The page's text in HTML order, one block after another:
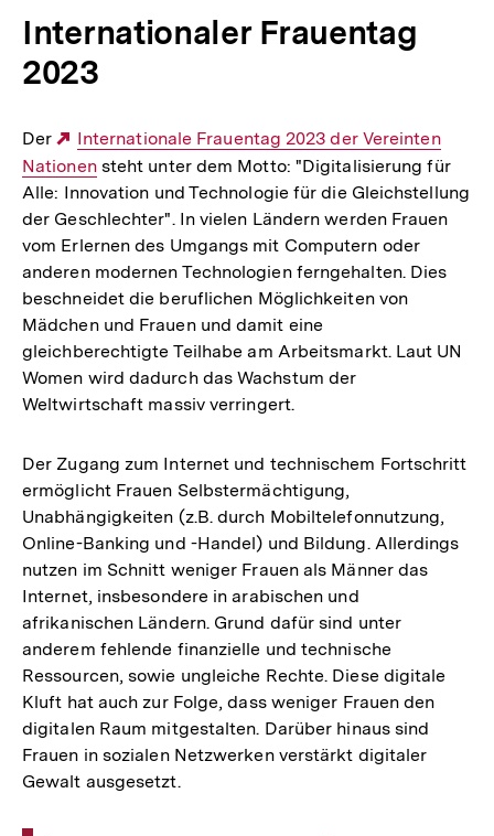
Internationaler Frauentag
2023
Der
Externer
Link:
Internationale Frauentag 2023 der Vereinten
Nationensteht unter dem Motto: "Digitalisierung für
Alle: Innovation und Technologie für die Gleichstellung
der Geschlechter". In vielen Ländern werden Frauen
vom Erlernen des Umgangs mit Computern oder
anderen modernen Technologien ferngehalten. Dies
beschneidet die beruflichen Möglichkeiten von
Mädchen und Frauen und damit eine
gleichberechtigte Teilhabe am Arbeitsmarkt. Laut UN
Women wird dadurch das Wachstum der
Weltwirtschaft massiv verringert.
Der Zugang zum Internet und technischem Fortschritt
ermöglicht Frauen Selbstermächtigung,
Unabhängigkeiten (z.B. durch Mobiltelefonnutzung,
Online-Banking und -Handel) und Bildung. Allerdings
nutzen im Schnitt weniger Frauen als Männer das
Internet, insbesondere in arabischen und
afrikanischen Ländern. Grund dafür sind unter
anderem fehlende finanzielle und technische
Ressourcen, sowie ungleiche Rechte. Diese digitale
Kluft hat auch zur Folge, dass weniger Frauen den
digitalen Raum mitgestalten. Darüber hinaus sind
Frauen in sozialen Netzwerken verstärkt digitaler
Gewalt ausgesetzt.